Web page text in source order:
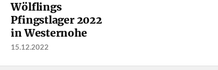
Wölflings
Pfingstlager 2022
in Westernohe
15.12.2022